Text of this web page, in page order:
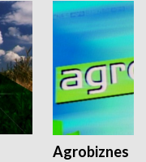
Agrobiznes